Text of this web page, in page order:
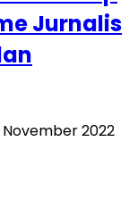
Jurnalis
November 2022